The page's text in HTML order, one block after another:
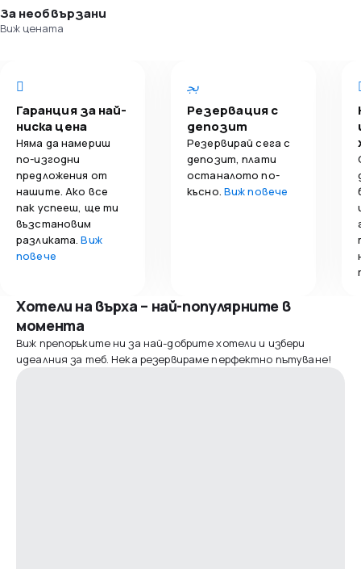
За необвързани
Виж цената
Гаранция за най-
ниска цена
Няма да намериш
по-изгодни
предложения от
нашите. Ако все
пак успееш, ще ти
възстановим
разликата.Виж
повече
Резервация с
депозит
Резервирай сега с
депозит, плати
останалото по-
късно. Виж повече
Хотели на върха – най-популярните в
момента
Виж препоръките ни за най-добрите хотели и избери
идеалния за теб. Нека резервираме перфектно пътуване!